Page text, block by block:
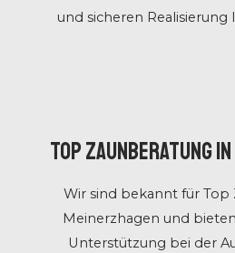
und sicheren
Top Zaunberatung
Wir sind bekannt für Top
Meinerzhagen und
Unterstützung bei der